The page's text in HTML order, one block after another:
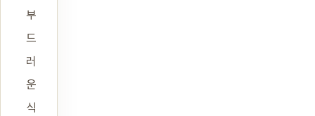
부
드
러
운
식